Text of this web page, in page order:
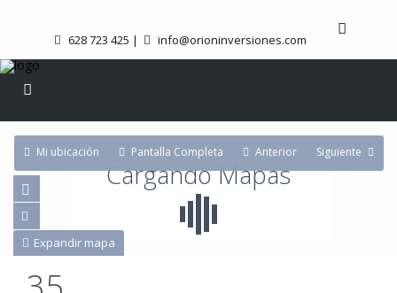
628 723 425 | info@orioninversiones.com
Cargando Mapas
Expandir mapa
Mi ubicación Pantalla Completa Anterior Siguiente